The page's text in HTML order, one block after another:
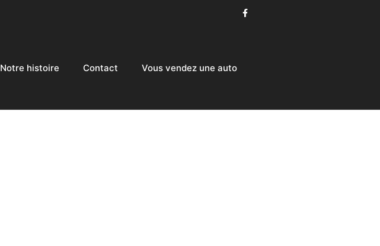
Notre histoire Contact Vous vendez une auto